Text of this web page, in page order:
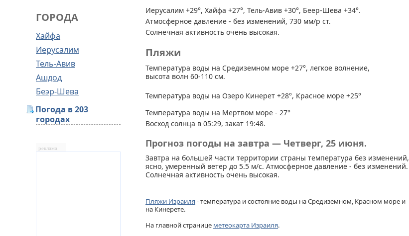
ГОРОДА
Хайфа
Иерусалим
Тель-Авив
Ашдод
Беэр-Шева
Погода в 203
городах
реклама
Иерусалим +29°, Хайфа +27°, Тель-Авив +30°, Беер-Шева +34°.
Атмосферное давление - без изменений, 730 мм/р ст.
Солнечная активность очень высокая.
Пляжи
Температура воды на Средиземном море +27°, легкое волнение,
высота волн 60-110 см.
Температура воды на Озеро Кинерет +28°, Красное море +25°
Температура воды на Мертвом море - 27°
Восход солнца в 05:29, закат 19:48.
Прогноз погоды на завтра — Четверг, 25 июня.
Завтра на большей части территории страны температура без изменений,
ясно, умеренный ветер до 5.5 м/с. Атмосферное давление - без изменений.
Солнечная активность очень высокая.
Пляжи Израиля- температура и состояние воды на Средиземном, Красном море и
на Кинерете.
На главной странице метеокарта Израиля.